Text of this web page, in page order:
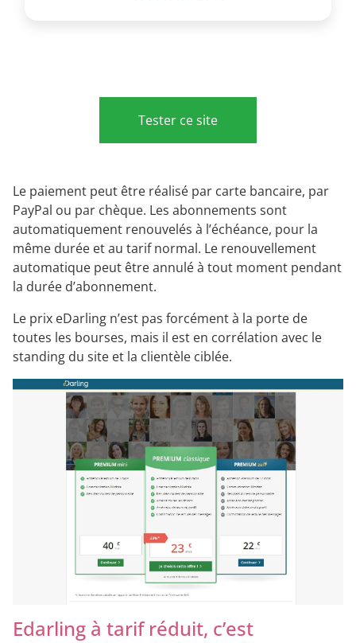
Tester ce site
Le paiement peut être réalisé par carte bancaire, par
PayPal ou par chèque. Les abonnements sont
automatiquement renouvelés à l’échéance, pour la
même durée et au tarif normal. Le renouvellement
automatique peut être annulé à tout moment pendant
la durée d’abonnement.
Le prix eDarling n’est pas forcément à la porte de
toutes les bourses, mais il est en corrélation avec le
standing du site et la clientèle ciblée.
Edarling à tarif réduit, c’est